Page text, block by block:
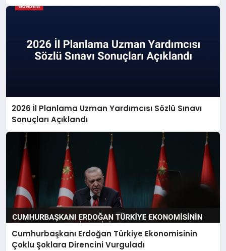
2026 İl Planlama Uzman Yardımcısı Sözlü Sınavı
Sonuçları Açıklandı
Cumhurbaşkanı Erdoğan Türkiye Ekonomisinin
Çoklu Şoklara Direncini Vurguladı